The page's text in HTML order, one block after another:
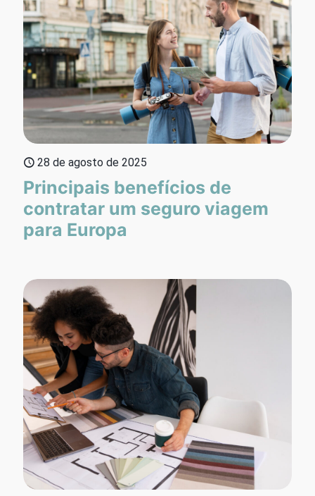
28 de agosto de 2025
Principais benefícios de
contratar um seguro viagem
para Europa